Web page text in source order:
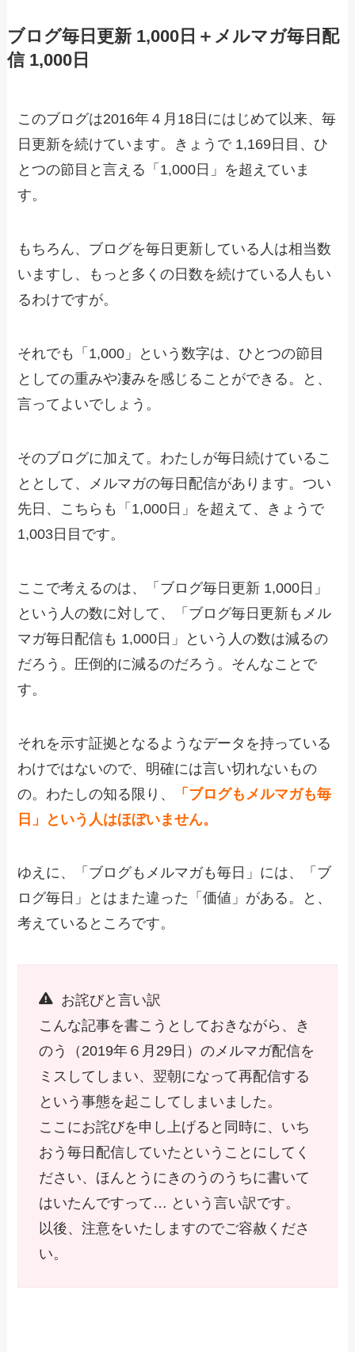
ブログ毎日更新 1,000日＋メルマガ毎日配
信 1,000日
このブログは2016年４月18日にはじめて以来、毎
日更新を続けています。きょうで 1,169日目、ひ
とつの節目と言える「1,000日」を超えていま
す。
もちろん、ブログを毎日更新している人は相当数
いますし、もっと多くの日数を続けている人もい
るわけですが。
それでも「1,000」という数字は、ひとつの節目
としての重みや凄みを感じることができる。と、
言ってよいでしょう。
そのブログに加えて。わたしが毎日続けているこ
ととして、メルマガの毎日配信があります。つい
先日、こちらも「1,000日」を超えて、きょうで
1,003日目です。
ここで考えるのは、「ブログ毎日更新 1,000日」
という人の数に対して、「ブログ毎日更新もメル
マガ毎日配信も 1,000日」という人の数は減るの
だろう。圧倒的に減るのだろう。そんなことで
す。
それを示す証拠となるようなデータを持っている
わけではないので、明確には言い切れないもの
の。わたしの知る限り、
「ブログもメルマガも毎
日」という人はほぼいません。
ゆえに、「ブログもメルマガも毎日」には、「ブ
ログ毎日」とはまた違った「価値」がある。と、
考えているところです。
お詫びと言い訳
こんな記事を書こうとしておきながら、き
のう（2019年６月29日）のメルマガ配信を
ミスしてしまい、翌朝になって再配信する
という事態を起こしてしまいました。
ここにお詫びを申し上げると同時に、いち
おう毎日配信していたということにしてく
ださい、ほんとうにきのうのうちに書いて
はいたんですって… という言い訳です。
以後、注意をいたしますのでご容赦くださ
い。